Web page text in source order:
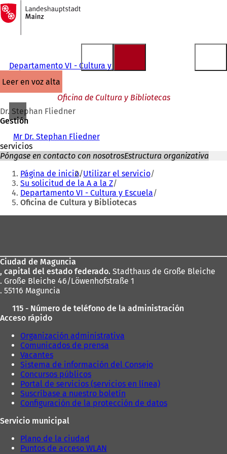
Saltar al contenido
A
la
página
Departamento VI - Cultura y Escuela
leer en voz alta
Oficina de Cultura y Bibliotecas
Dr. Stephan Fliedner
Gestión
Mr Dr. Stephan Fliedner
servicios
Póngase en contacto con nosotrosEstructura organizativa
Estás
aquí:
Página de inicio Utilizar el servicio
Su solicitud de la A a la Z
Departamento VI - Cultura y Escuela
Oficina de Cultura y Bibliotecas
pies
Ciudad de Maguncia
, capital del estado federado. Stadthaus de Große Bleiche
. Große Bleiche 46/Löwenhofstraße 1
. 55116 Maguncia
115 - Número de teléfono de la administración
Acceso rápido
Organización administrativa
Comunicados de prensa
Vacantes
Sistema de información del Consejo
Concursos públicos
Portal de servicios (servicios en línea)
Suscríbase a nuestro boletín
Configuración de la protección de datos
Servicio municipal
Plano de la ciudad
Puntos de acceso WLAN